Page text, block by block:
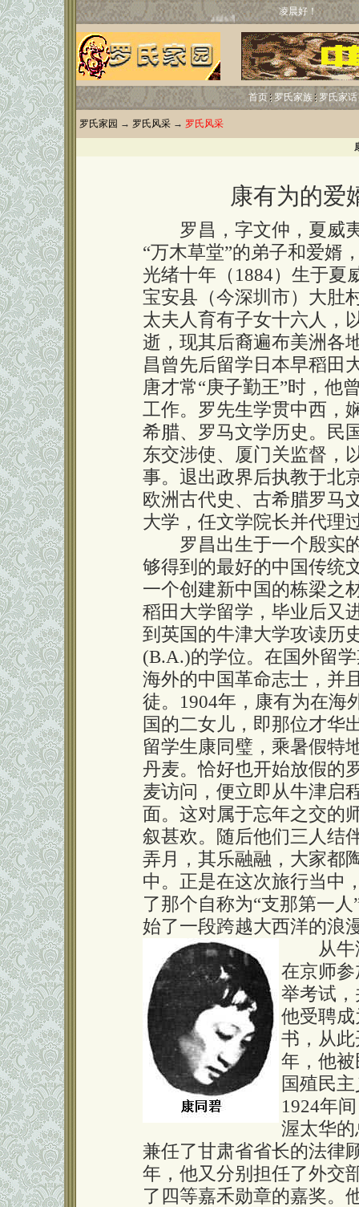
凌晨好！
首页 罗氏家族 罗氏家话
罗氏家园 → 罗氏风采 → 罗氏风采
康有为的
罗昌，字文仲，夏威
“万木草堂”的弟子和爱婿
光绪十年（1884）生于夏
宝安县（今深圳市）大肚
太夫人育有子女十六人，
逝，现其后裔遍布美洲各
昌曾先后留学日本早稻田
唐才常“庚子勤王”时，他
工作。罗先生学贯中西，
希腊、罗马文学历史。民
东交涉使、厦门关监督，
事。退出政界后执教于北
欧洲古代史、古希腊罗马
大学，任文学院长并代理
罗昌出生于一个殷实的
够得到的最好的中国传统
一个创建新中国的栋梁之
稻田大学留学，毕业后又
到英国的牛津大学攻读历
(B.A.)的学位。在国外留
海外的中国革命志士，并
徒。1904年，康有为在海
国的二女儿，即那位才华
留学生康同璧，乘暑假特
丹麦。恰好也开始放假的
麦访问，便立即从牛津启
面。这对属于忘年之交的
叙甚欢。随后他们三人结
弄月，其乐融融，大家都
中。正是在这次旅行当中
了那个自称为“支那第一
始了一段跨越大西洋的浪
从牛津
在京师
举考试
他受聘
书，从
年，他
国殖民
1924年
渥太华
兼任了甘肃省省长的法律
年，他又分别担任了外交
了四等嘉禾勋章的嘉奖。